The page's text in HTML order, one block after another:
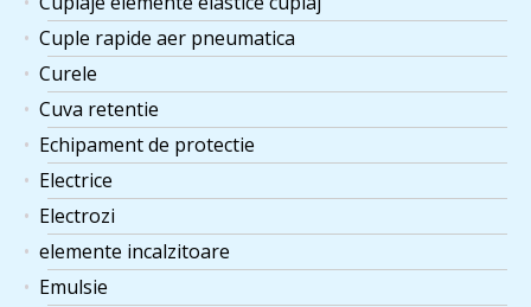
Cuple rapide aer pneumatica
Curele
Cuva retentie
Echipament de protectie
Electrice
Electrozi
elemente incalzitoare
Emulsie